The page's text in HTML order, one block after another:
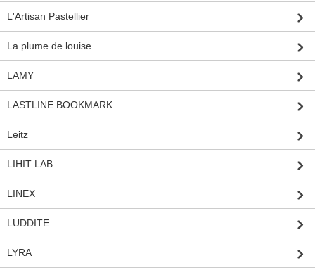
L'Artisan Pastellier
La plume de louise
LAMY
LASTLINE BOOKMARK
Leitz
LIHIT LAB.
LINEX
LUDDITE
LYRA